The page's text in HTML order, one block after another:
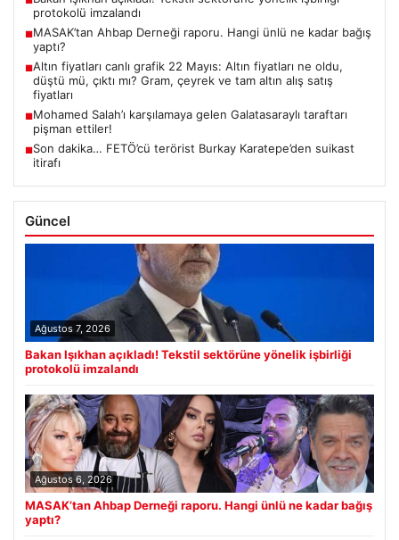
protokolü imzalandı
■MASAK’tan Ahbap Derneği raporu. Hangi ünlü ne kadar bağış
yaptı?
■Altın fiyatları canlı grafik 22 Mayıs: Altın fiyatları ne oldu,
düştü mü, çıktı mı? Gram, çeyrek ve tam altın alış satış
fiyatları
■Mohamed Salah’ı karşılamaya gelen Galatasaraylı taraftarı
pişman ettiler!
■Son dakika… FETÖ’cü terörist Burkay Karatepe’den suikast
itirafı
Güncel
Ağustos 7, 2026
Bakan Işıkhan açıkladı! Tekstil sektörüne yönelik işbirliği
protokolü imzalandı
Ağustos 6, 2026
MASAK’tan Ahbap Derneği raporu. Hangi ünlü ne kadar bağış
yaptı?